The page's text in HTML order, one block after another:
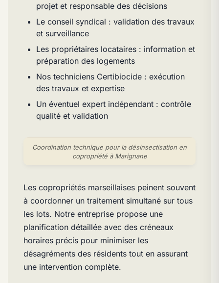
projet et responsable des décisions
Le conseil syndical : validation des travaux
et surveillance
Les propriétaires locataires : information et
préparation des logements
Nos techniciens Certibiocide : exécution
des travaux et expertise
Un éventuel expert indépendant : contrôle
qualité et validation
Coordination technique pour la désinsectisation en
copropriété à Marignane
Les copropriétés marseillaises peinent souvent
à coordonner un traitement simultané sur tous
les lots. Notre entreprise propose une
planification détaillée avec des créneaux
horaires précis pour minimiser les
désagréments des résidents tout en assurant
une intervention complète.